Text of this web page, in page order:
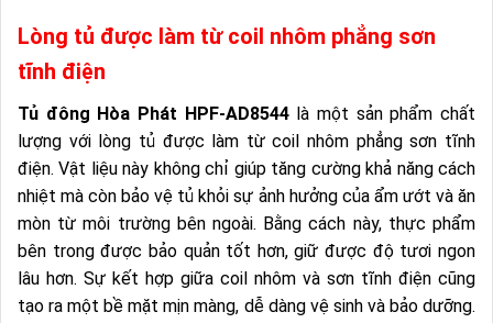
Lòng tủ được làm từ coil nhôm phẳng sơn
tĩnh điện
Tủ đông Hòa Phát HPF-AD8544là một sản phẩm chất
lượng với lòng tủ được làm từ coil nhôm phẳng sơn tĩnh
điện. Vật liệu này không chỉ giúp tăng cường khả năng cách
nhiệt mà còn bảo vệ tủ khỏi sự ảnh hưởng của ẩm ướt và ăn
mòn từ môi trường bên ngoài. Bằng cách này, thực phẩm
bên trong được bảo quản tốt hơn, giữ được độ tươi ngon
lâu hơn. Sự kết hợp giữa coil nhôm và sơn tĩnh điện cũng
tạo ra một bề mặt mịn màng, dễ dàng vệ sinh và bảo dưỡng.